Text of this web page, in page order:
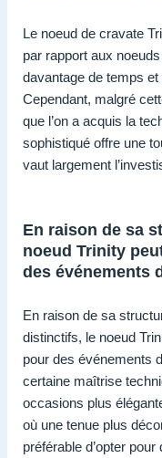
Le noeud de cravate
par rapport aux
davantage de temps
Cependant, malgré
que l’on a acquis la
sophistiqué offre une
vaut largement
En raison de sa
noeud Trinity
des événements
En raison de sa
distinctifs, le noeud
pour des événements
certaine maîtrise
occasions plus
où une tenue plus
préférable d’opter